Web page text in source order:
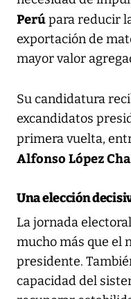
Perúpara reducir
exportación de
mayor valor
Su candidatura
excandidatos
primera vuelta,
Alfonso López
Una elección
La jornada
mucho más que el
presidente.
capacidad del